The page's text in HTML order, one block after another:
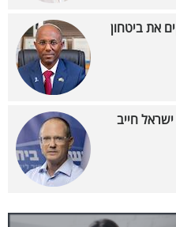
את ביטחון
חייב